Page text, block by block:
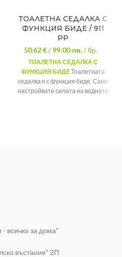
ТОАЛЕТНА СЕДАЛКА С
ФУНКЦИЯ БИДЕ / 911
РР
50.62 €/99.00лв./ бр.
ТОАЛЕТНА СЕДАЛКА С
ФУНКЦИЯ БИДЕТоалетната
седалка е с функция биде. Сами
настройвате силата на водната
- всичко за дома"
въстание” 2П